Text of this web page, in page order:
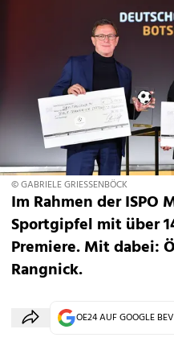
© GABRIELE GRIESSENBÖCK
Im Rahmen der ISPO
Sportgipfel mit über
Premiere. Mit dabei:
Rangnick.
OE24 AUF GOOGLE